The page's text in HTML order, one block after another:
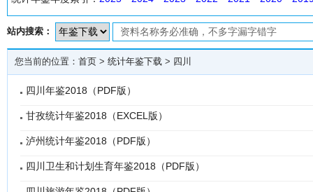
站内搜索：
您当前的位置： 首页 > 统计年鉴下载 > 四川
四川年鉴2018（PDF版）
甘孜统计年鉴2018（EXCEL版）
泸州统计年鉴2018（PDF版）
四川卫生和计划生育年鉴2018（PDF版）